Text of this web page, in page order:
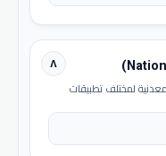
٨
لمختلف تطبيقات